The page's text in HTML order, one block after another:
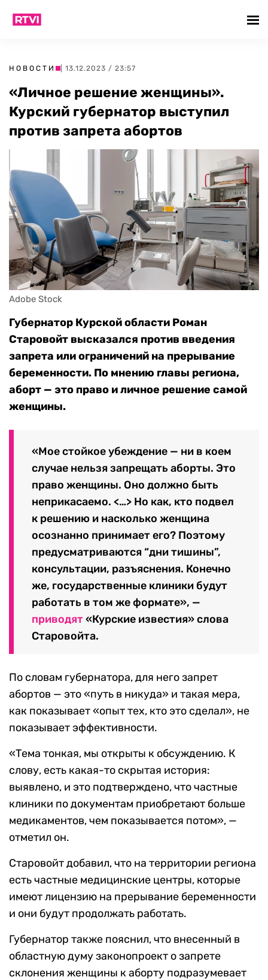
НОВОСТИ | 13.12.2023 / 23:57
«Личное решение женщины».
Курский губернатор выступил
против запрета абортов
Adobe Stock
Губернатор Курской области Роман
Старовойт высказался против введения
запрета или ограничений на прерывание
беременности. По мнению главы региона,
аборт — это право и личное решение самой
женщины.
«Мое стойкое убеждение — ни в коем
случае нельзя запрещать аборты. Это
право женщины. Оно должно быть
неприкасаемо. <…> Но как, кто подвел
к решению и насколько женщина
осознанно принимает его? Поэтому
предусматриваются “дни тишины”,
консультации, разъяснения. Конечно
же, государственные клиники будут
работать в том же формате», —
приводят«Курские известия» слова
Старовойта.
По словам губернатора, для него запрет
абортов — это «путь в никуда» и такая мера,
как показывает «опыт тех, кто это сделал», не
показывает эффективности.
«Тема тонкая, мы открыты к обсуждению. К
слову, есть какая-то скрытая история:
выявлено, и это подтверждено, что частные
клиники по документам приобретают больше
медикаментов, чем показывается потом», —
отметил он.
Старовойт добавил, что на территории региона
есть частные медицинские центры, которые
имеют лицензию на прерывание беременности
и они будут продолжать работать.
Губернатор также пояснил, что внесенный в
областную думу законопроект о запрете
склонения женщины к аборту подразумевает